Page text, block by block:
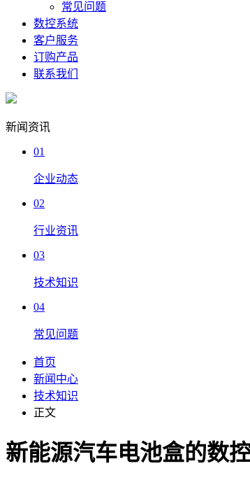
常见问题
数控系统
客户服务
订购产品
联系我们
新闻资讯
01
企业动态
02
行业资讯
03
技术知识
04
常见问题
首页
新闻中心
技术知识
正文
新能源汽车电池盒的数